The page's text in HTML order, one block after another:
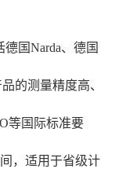
国Narda、德国
的测量精度高、
等国际标准要
，适用于省级计